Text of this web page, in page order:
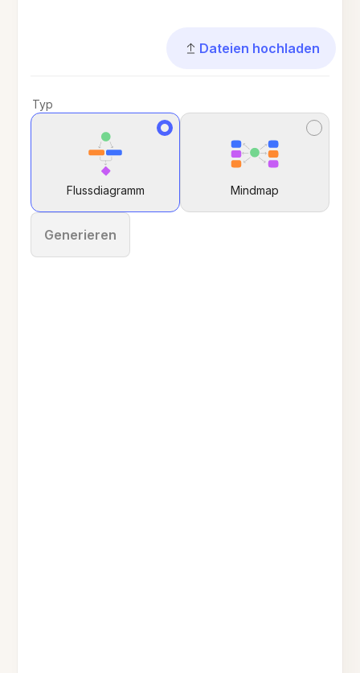
Dateien hochladen
Typ
Flussdiagramm Mindmap
Generieren